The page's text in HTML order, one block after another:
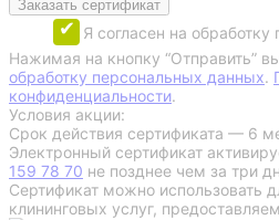
Заказать сертификат
Я согласен на
Нажимая на кнопку “Отправить”
обработку персональных данных.
конфиденциальности.
Условия акции:
Срок действия сертификата — 6
Электронный сертификат
159 78 70 не позднее чем за три
Сертификат можно использовать
клининговых услуг,